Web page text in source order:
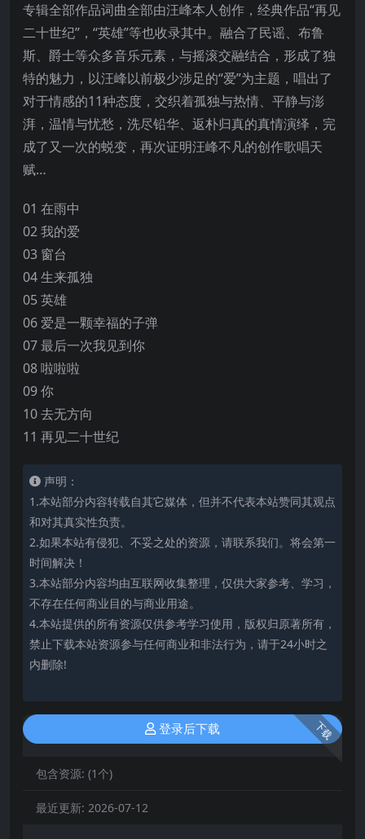
专辑全部作品词曲全部由汪峰本人创作，经典作品“再见
二十世纪”，“英雄”等也收录其中。融合了民谣、布鲁
斯、爵士等众多音乐元素，与摇滚交融结合，形成了独
特的魅力，以汪峰以前极少涉足的“爱”为主题，唱出了
对于情感的11种态度，交织着孤独与热情、平静与澎
湃，温情与忧愁，洗尽铅华、返朴归真的真情演绎，完
成了又一次的蜕变，再次证明汪峰不凡的创作歌唱天
赋…
01 在雨中
02 我的爱
03 窗台
04 生来孤独
05 英雄
06 爱是一颗幸福的子弹
07 最后一次我见到你
08 啦啦啦
09 你
10 去无方向
11 再见二十世纪
声明：
1.本站部分内容转载自其它媒体，但并不代表本站赞同其观点
和对其真实性负责。
2.如果本站有侵犯、不妥之处的资源，请联系我们。将会第一
时间解决！
3.本站部分内容均由互联网收集整理，仅供大家参考、学习，
不存在任何商业目的与商业用途。
4.本站提供的所有资源仅供参考学习使用，版权归原著所有，
禁止下载本站资源参与任何商业和非法行为，请于24小时之
内删除!
下载
登录后下载
包含资源: (1个)
最近更新: 2026-07-12